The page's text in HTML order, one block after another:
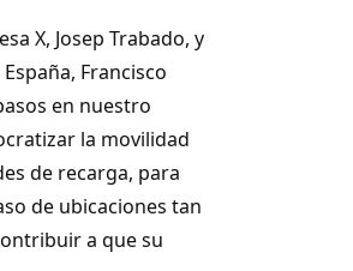
X, Josep Trabado, y
Francisco
en nuestro
la movilidad
de recarga, para
de ubicaciones tan
a que su